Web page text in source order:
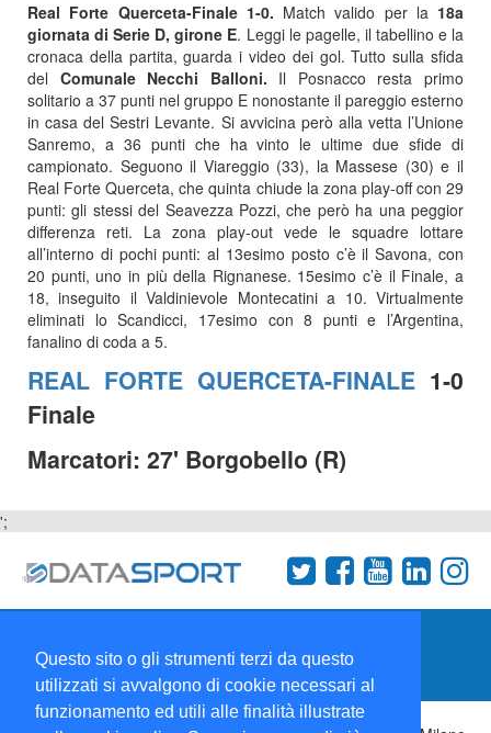
Questo sito o gli strumenti terzi da questo
utilizzati si avvalgono di cookie necessari al
funzionamento ed utili alle finalità illustrate
Real Forte Querceta-Finale 1-0. Match valido per la 18a
giornata di Serie D, girone E. Leggi le pagelle, il tabellino e la
cronaca della partita, guarda i video dei gol. Tutto sulla sfida
del Comunale Necchi Balloni. Il Posnacco resta primo
solitario a 37 punti nel gruppo E nonostante il pareggio esterno
in casa del Sestri Levante. Si avvicina però alla vetta l’Unione
Sanremo, a 36 punti che ha vinto le ultime due sfide di
campionato. Seguono il Viareggio (33), la Massese (30) e il
Real Forte Querceta, che quinta chiude la zona play-off con 29
punti: gli stessi del Seavezza Pozzi, che però ha una peggior
differenza reti. La zona play-out vede le squadre lottare
all’interno di pochi punti: al 13esimo posto c’è il Savona, con
20 punti, uno in più della Rignanese. 15esimo c’è il Finale, a
18, inseguito il Valdinievole Montecatini a 10. Virtualmente
eliminati lo Scandicci, 17esimo con 8 punti e l’Argentina,
fanalino di coda a 5.
REAL FORTE QUERCETA-FINALE 1-0
Finale
Marcatori: 27' Borgobello (R)
';
Collabora con noi